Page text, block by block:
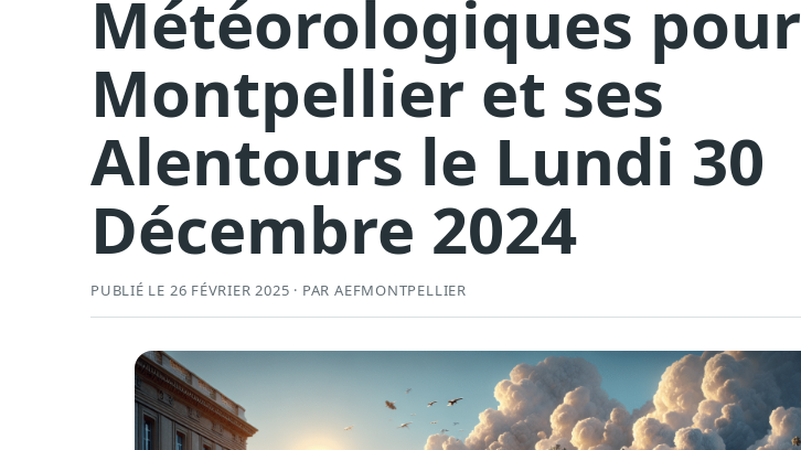
Météorologiques pour
Montpellier et ses
Alentours le Lundi 30
Décembre 2024
PUBLIÉ LE 26 FÉVRIER 2025 · PAR AEFMONTPELLIER